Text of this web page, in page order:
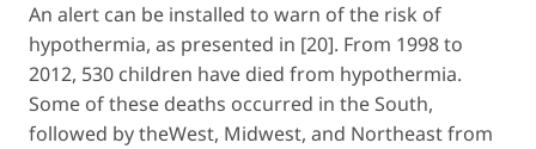
An alert can be installed to warn of the risk of
hypothermia, as presented in [20]. From 1998 to
2012, 530 children have died from hypothermia.
Some of these deaths occurred in the South,
followed by theWest, Midwest, and Northeast from